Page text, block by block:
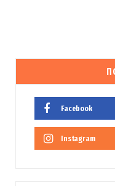
Facebook
Instagram